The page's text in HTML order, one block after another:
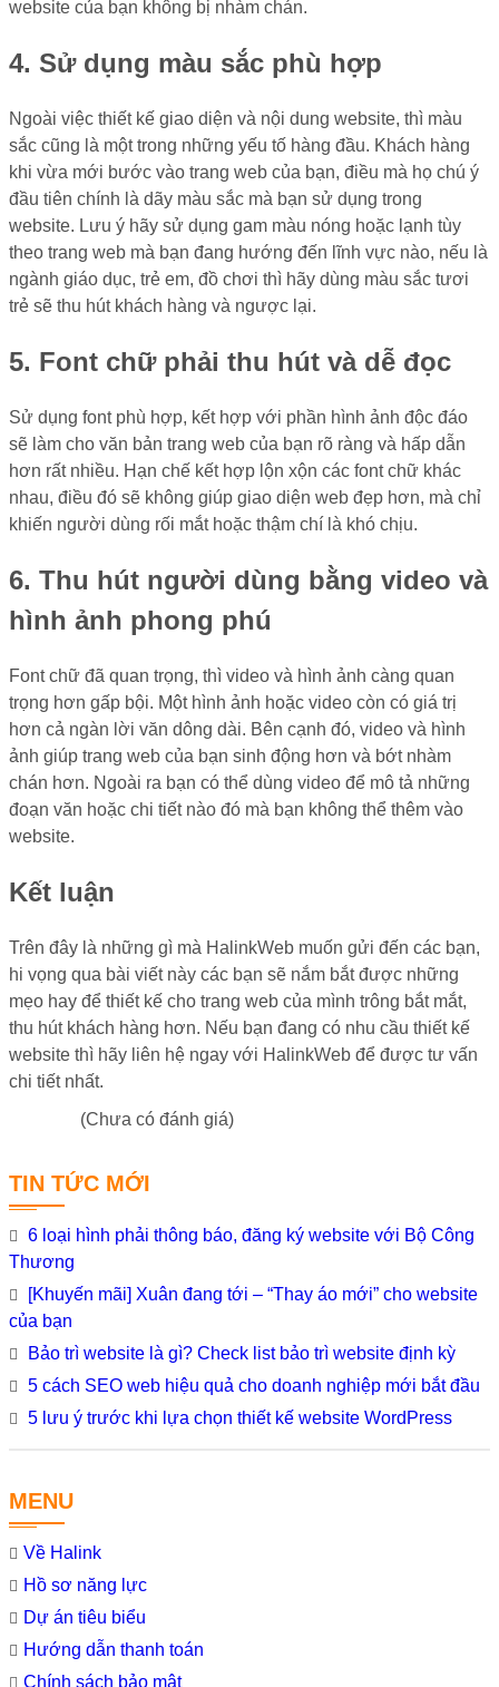
TIN TỨC MỚI
6 loại hình phải thông báo, đăng ký website với Bộ Công
Thương
[Khuyến mãi] Xuân đang tới – “Thay áo mới” cho website
của bạn
Bảo trì website là gì? Check list bảo trì website định kỳ
5 cách SEO web hiệu quả cho doanh nghiệp mới bắt đầu
5 lưu ý trước khi lựa chọn thiết kế website WordPress
MENU
Về Halink
Hồ sơ năng lực
Dự án tiêu biểu
Hướng dẫn thanh toán
Chính sách bảo mật
website của bạn không bị nhàm chán.
4. Sử dụng màu sắc phù hợp
Ngoài việc thiết kế giao diện và nội dung website, thì màu
sắc cũng là một trong những yếu tố hàng đầu. Khách hàng
khi vừa mới bước vào trang web của bạn, điều mà họ chú ý
đầu tiên chính là dãy màu sắc mà bạn sử dụng trong
website. Lưu ý hãy sử dụng gam màu nóng hoặc lạnh tùy
theo trang web mà bạn đang hướng đến lĩnh vực nào, nếu là
ngành giáo dục, trẻ em, đồ chơi thì hãy dùng màu sắc tươi
trẻ sẽ thu hút khách hàng và ngược lại.
5. Font chữ phải thu hút và dễ đọc
Sử dụng font phù hợp, kết hợp với phần hình ảnh độc đáo
sẽ làm cho văn bản trang web của bạn rõ ràng và hấp dẫn
hơn rất nhiều. Hạn chế kết hợp lộn xộn các font chữ khác
nhau, điều đó sẽ không giúp giao diện web đẹp hơn, mà chỉ
khiến người dùng rối mắt hoặc thậm chí là khó chịu.
6. Thu hút người dùng bằng video và
hình ảnh phong phú
Font chữ đã quan trọng, thì video và hình ảnh càng quan
trọng hơn gấp bội. Một hình ảnh hoặc video còn có giá trị
hơn cả ngàn lời văn dông dài. Bên cạnh đó, video và hình
ảnh giúp trang web của bạn sinh động hơn và bớt nhàm
chán hơn. Ngoài ra bạn có thể dùng video để mô tả những
đoạn văn hoặc chi tiết nào đó mà bạn không thể thêm vào
website.
Kết luận
Trên đây là những gì mà HalinkWeb muốn gửi đến các bạn,
hi vọng qua bài viết này các bạn sẽ nắm bắt được những
mẹo hay để thiết kế cho trang web của mình trông bắt mắt,
thu hút khách hàng hơn. Nếu bạn đang có nhu cầu thiết kế
website thì hãy liên hệ ngay với HalinkWeb để được tư vấn
chi tiết nhất.
(Chưa có đánh giá)